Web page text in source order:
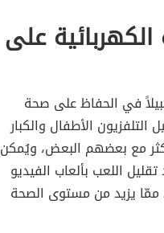
على
في الحفاظ على صحة
الأطفال والكبار
مع بعضهم البعض، ويُمكن
اللعب بألعاب الفيديو
ممّا يزيد من مستوى الصحة